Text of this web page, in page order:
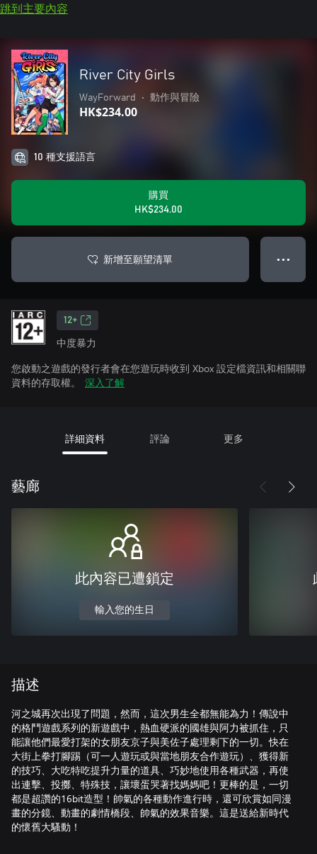
跳到主要內容
River City Girls
WayForward • 動作與冒險
HK$234.00
10 種支援語言
購買
HK$234.00
新增至願望清單 ● ● ●
12+
中度暴力
您啟動之遊戲的發行者會在您遊玩時收到 Xbox 設定檔資訊和相關聯
資料的存取權。
深入了解
詳細資料 評論 更多
藝廊
此內容已遭鎖定
輸入您的生日
描述
河之城再次出現了問題，然而，這次男生全都無能為力！傳說中
的格鬥遊戲系列的新遊戲中，熱血硬派的國雄與阿力被抓住，只
能讓他們最愛打架的女朋友京子與美佐子處理剩下的一切。快在
大街上拳打腳踢（可一人遊玩或與當地朋友合作遊玩）、獲得新
的技巧、大吃特吃提升力量的道具、巧妙地使用各種武器，再使
出連擊、投擲、特殊技，讓壞蛋哭著找媽媽吧！更棒的是，一切
都是超讚的16bit造型！帥氣的各種動作進行時，還可欣賞如同漫
畫的分鏡、動畫的劇情橋段、帥氣的效果音樂。這是送給新時代
的懷舊大騷動！